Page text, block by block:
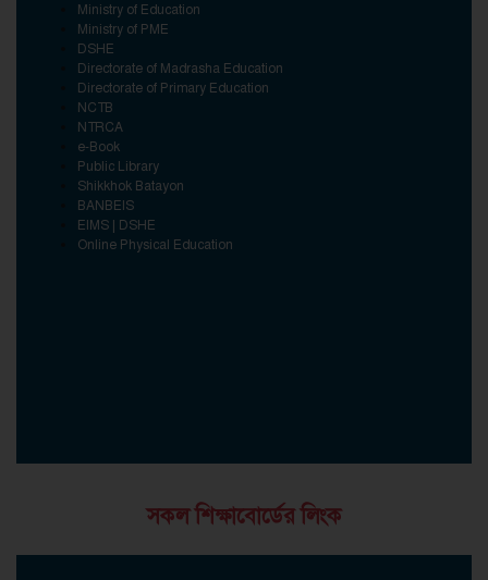
Ministry of Education
Ministry of PME
DSHE
Directorate of Madrasha Education
Directorate of Primary Education
NCTB
NTRCA
e-Book
Public Library
Shikkhok Batayon
BANBEIS
EIMS | DSHE
Online Physical Education
সকল শিক্ষাবোর্ডের লিংক